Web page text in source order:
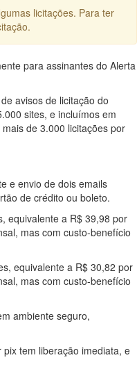
licitações. Para ter
para assinantes do Alerta
avisos de licitação do
sites, e incluímos em
de 3.000 licitações por
e envio de dois emails
de crédito ou boleto.
equivalente a R$ 39,98 por
mas com custo-benefício
equivalente a R$ 30,82 por
mas com custo-benefício
ambiente seguro,
tem liberação imediata, e